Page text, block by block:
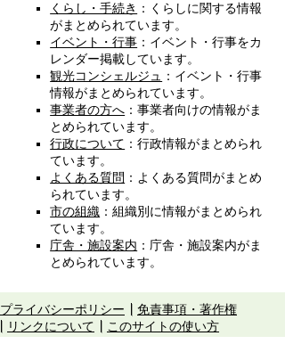
くらし・手続き ：くらしに関する情報
がまとめられています。
イベント・行事 ：イベント・行事をカ
レンダー掲載しています。
観光コンシェルジュ ：イベント・行事
情報がまとめられています。
事業者の方へ ：事業者向けの情報がま
とめられています。
行政について ：行政情報がまとめられ
ています。
よくある質問 ：よくある質問がまとめ
られています。
市の組織 ：組織別に情報がまとめられ
ています。
庁舎・施設案内 ：庁舎・施設案内がま
とめられています。
プライバシーポリシー
免責事項・著作権
リンクについて
このサイトの使い方